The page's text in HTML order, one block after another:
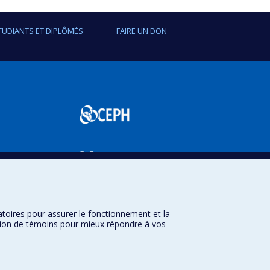
les connaissances concernant les services
chez l'enfant
ET DIPLÔMÉS FAIRE UN DON
pour assurer le fonctionnement et la
de témoins pour mieux répondre à vos